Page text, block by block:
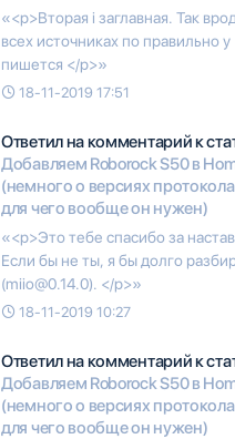
«<p>Вторая i заглавная. Так
всех источниках по правильно у
пишется </p>»
18-11-2019 17:51
Ответил на комментарий к
Добавляем Roborock S50 в
(немного о версиях
для чего вообще он нужен)
«<p>Это тебе спасибо за
Если бы не ты, я бы долго
(miio@0.14.0). </p>»
18-11-2019 10:27
Ответил на комментарий к
Добавляем Roborock S50 в
(немного о версиях
для чего вообще он нужен)